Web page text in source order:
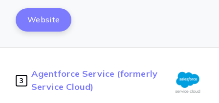
Website
3
Agentforce Service (formerly
Service Cloud)